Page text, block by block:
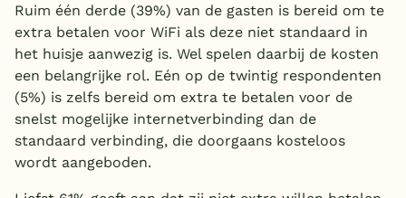
Ruim één derde (39%) van de gasten is bereid om te
extra betalen voor WiFi als deze niet standaard in
het huisje aanwezig is. Wel spelen daarbij de kosten
een belangrijke rol. Eén op de twintig respondenten
(5%) is zelfs bereid om extra te betalen voor de
snelst mogelijke internetverbinding dan de
standaard verbinding, die doorgaans kosteloos
wordt aangeboden.